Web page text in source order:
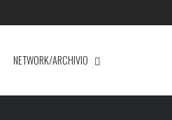
NETWORK/ARCHIVIO